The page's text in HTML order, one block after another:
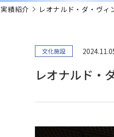
実績紹介 レオナルド・ダ・ヴィ
文化施設
レオナルド・